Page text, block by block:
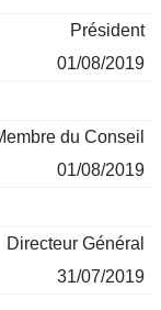
Président
01/08/2019
du Conseil
01/08/2019
Directeur Général
31/07/2019